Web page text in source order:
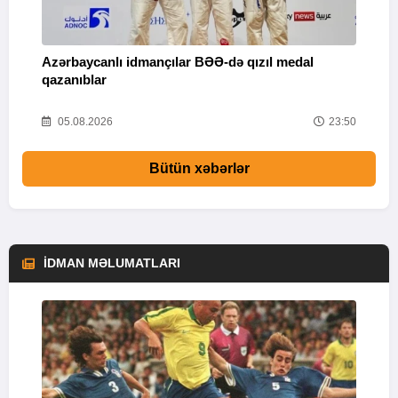
Azərbaycanlı idmançılar BƏƏ-də qızıl medal
qazanıblar
05.08.2026 23:50
Bütün xəbərlər
İDMAN MƏLUMATLARI